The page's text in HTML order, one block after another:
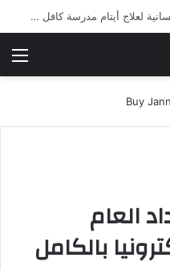
شرطة ميسان تلقي القبض على مطلقي العيارات النارية أثناء تشييع جنائزي في العمارة
العام
بالكامل